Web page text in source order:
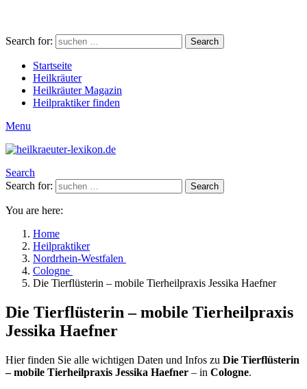
Search for: Search
Startseite
Heilkräuter
Heilkräuter Magazin
Heilpraktiker finden
Menu
Search
Search for:
Search
You are here:
Home
Heilpraktiker
Nordrhein-Westfalen
Cologne
Die Tierflüsterin – mobile Tierheilpraxis Jessika Haefner
Die Tierflüsterin – mobile Tierheilpraxis
Jessika Haefner
Hier finden Sie alle wichtigen Daten und Infos zu Die Tierflüsterin
– mobile Tierheilpraxis Jessika Haefner – in Cologne.